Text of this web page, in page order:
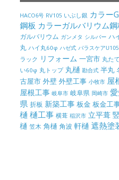
HACO6号 RV105 いぶし銀 カラー
鋼板 カラーガルバリウム鋼
ガルバリウム ガンメタ シルバー ハ
丸 ハイ丸60φ ハゼ式 パラスケアU105
ラック リフォーム 一宮市 丸た
い60φ 丸トップ 丸樋 勘合式 半丸
古屋市 外壁 外壁工事 小牧市 屋
屋根工事 岐阜市 岐阜県 岡崎市
県 折板 新築工事 板金 板金工
樋 樋工事 横葺 稲沢市 立平葺 竪
樋 笠木 角樋 角波 軒樋 遮熱塗